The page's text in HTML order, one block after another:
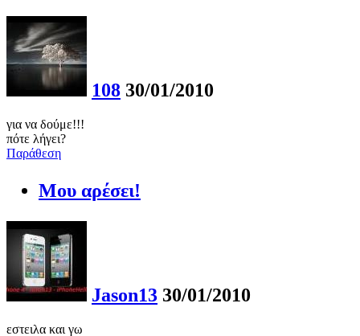
108 30/01/2010
για να δούμε!!!
πότε λήγει?
Παράθεση
Μου αρέσει!
Jason13 30/01/2010
εστειλα και γω